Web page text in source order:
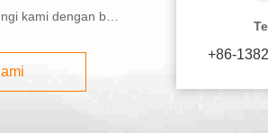
+86-